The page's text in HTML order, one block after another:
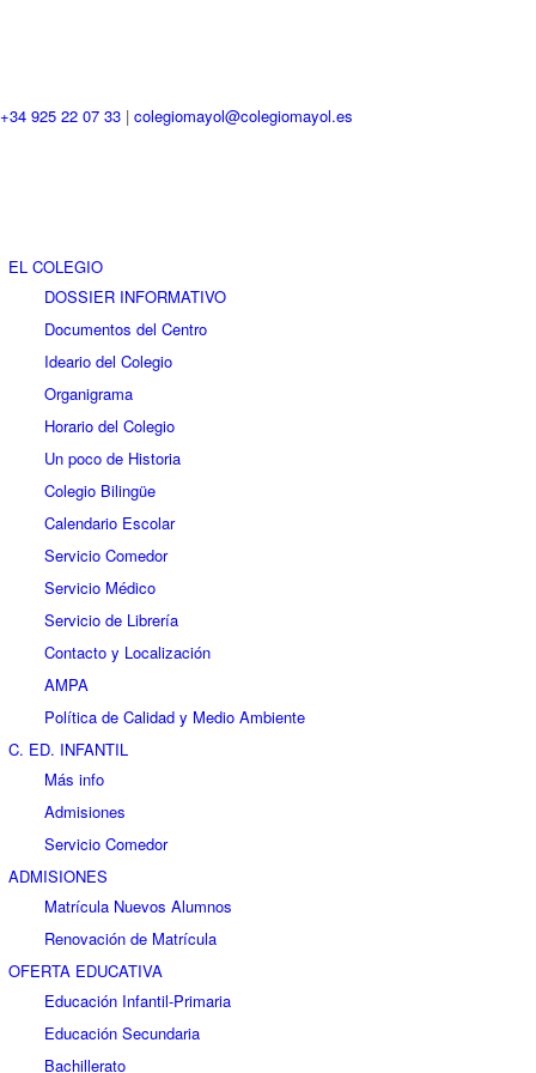
+34 925 22 07 33 | colegiomayol@colegiomayol.es
EL COLEGIO
DOSSIER INFORMATIVO
Documentos del Centro
Ideario del Colegio
Organigrama
Horario del Colegio
Un poco de Historia
Colegio Bilingüe
Calendario Escolar
Servicio Comedor
Servicio Médico
Servicio de Librería
Contacto y Localización
AMPA
Política de Calidad y Medio Ambiente
C. ED. INFANTIL
Más info
Admisiones
Servicio Comedor
ADMISIONES
Matrícula Nuevos Alumnos
Renovación de Matrícula
OFERTA EDUCATIVA
Educación Infantil-Primaria
Educación Secundaria
Bachillerato